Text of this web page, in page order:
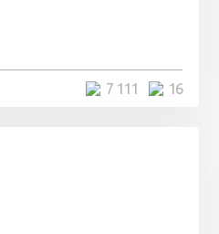
16
7 111